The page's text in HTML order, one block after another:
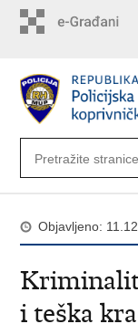
Objavljeno:
i teška